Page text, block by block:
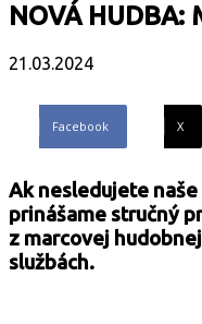
NOVÁ HUDBA:
21.03.2024
Facebook X
Ak nesledujete
prinášame stručný
z marcovej
službách.